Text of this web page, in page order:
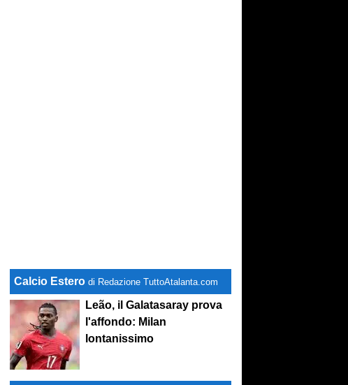
Calcio Estero di Redazione TuttoAtalanta.com
Leão, il Galatasaray prova
l'affondo: Milan
lontanissimo